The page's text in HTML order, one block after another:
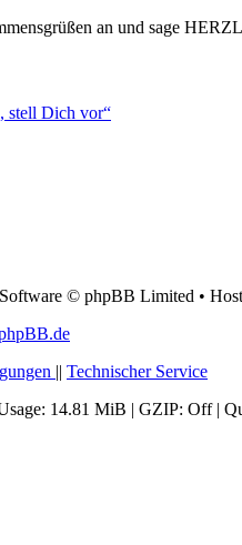
an und sage
stell Dich vor“
© phpBB Limited •
|| Technischer Service
14.81 MiB | GZIP: Off |